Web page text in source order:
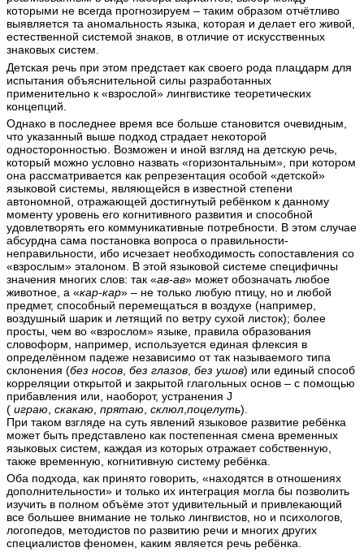
которыми не всегда прогнозируем – таким образом отчётливо
выявляется та аномальность языка, которая и делает его живой,
естественной системой знаков, в отличие от искусственных
знаковых систем.
Детская речь при этом предстает как своего рода плацдарм для
испытания объяснительной силы разработанных
применительно к «взрослой» лингвистике теоретических
концепций.
Однако в последнее время все больше становится очевидным,
что указанный выше подход страдает некоторой
односторонностью. Возможен и иной взгляд на детскую речь,
который можно условно назвать «горизонтальным», при котором
она рассматривается как репрезентация особой «детской»
языковой системы, являющейся в известной степени
автономной, отражающей достигнутый ребёнком к данному
моменту уровень его когнитивного развития и способной
удовлетворять его коммуникативные потребности. В этом случае
абсурдна сама постановка вопроса о правильности-
неправильности, ибо исчезает необходимость сопоставления со
«взрослым» эталоном. В этой языковой системе специфичны
значения многих слов: так «ав-ав» может обозначать любое
животное, а «кар-кар» – не только любую птицу, но и любой
предмет, способный перемещаться в воздухе (например,
воздушный шарик и летящий по ветру сухой листок); более
просты, чем во «взрослом» языке, правила образования
словоформ, например, используется единая флексия в
определённом падеже независимо от так называемого типа
склонения (без носов без глазов без ушов) или единый способ
корреляции открытой и закрытой глагольных основ – с помощью
прибавления или, наоборот, устранения J
( играю скакаю прятаю склюл поцелуть).
При таком взгляде на суть явлений языковое развитие ребёнка
может быть представлено как постепенная смена временных
языковых систем, каждая из которых отражает собственную,
также временную, когнитивную систему ребёнка.
Оба подхода, как принято говорить, «находятся в отношениях
дополнительности» и только их интеграция могла бы позволить
изучить в полном объёме этот удивительный и привлекающий
все большее внимание не только лингвистов, но и психологов,
логопедов, методистов по развитию речи и многих других
специалистов феномен, каким является речь ребёнка.